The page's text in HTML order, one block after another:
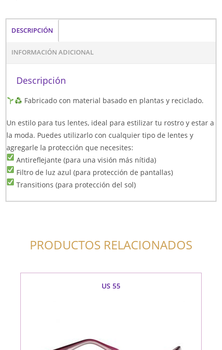
DESCRIPCIÓN
INFORMACIÓN ADICIONAL
Descripción
Fabricado con material basado en plantas y reciclado.
Un estilo para tus lentes, ideal para estilizar tu rostro y estar a
la moda. Puedes utilizarlo con cualquier tipo de lentes y
agregarle la protección que necesites:
Antireflejante (para una visión más nítida)
Filtro de luz azul (para protección de pantallas)
Transitions (para protección del sol)
PRODUCTOS RELACIONADOS
US 55